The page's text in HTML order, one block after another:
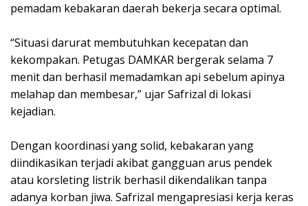
pemadam kebakaran daerah bekerja secara optimal.
“Situasi darurat membutuhkan kecepatan dan
kekompakan. Petugas DAMKAR bergerak selama 7
menit dan berhasil memadamkan api sebelum apinya
melahap dan membesar,” ujar Safrizal di lokasi
kejadian.
Dengan koordinasi yang solid, kebakaran yang
diindikasikan terjadi akibat gangguan arus pendek
atau korsleting listrik berhasil dikendalikan tanpa
adanya korban jiwa. Safrizal mengapresiasi kerja keras